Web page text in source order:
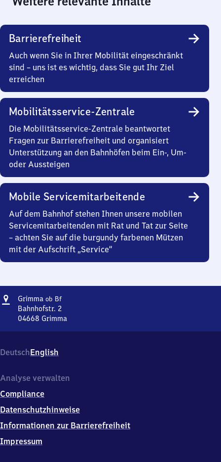
Barrierefreiheit
Auch wenn Sie in Ihrer Mobilität eingeschränkt
sind – uns ist es wichtig, dass Sie gut Ihr Ziel
erreichen
Mobilitätsservice-Zentrale
Die Mobilitätsservice-Zentrale beantwortet
Fragen zur Barrierefreiheit und organisiert
Unterstützung an den Bahnhöfen beim Ein-, Um-
oder Aussteigen
Mobile Servicemitarbeitende
Auf dem Bahnhof stehen Ihnen unsere mobilen
Servicemitarbeitenden mit Rat und Tat zur Seite
– achten Sie auf die burgundy farbenen Mützen
mit der Aufschrift „Service“
Adresse
Grimma ob BfGrimma
Bahnhof
Bahnhofstr. 2
04668 Grimma
Bahnhof,
Bahnhofstr.
0
6
6
Grimma
DeutschEnglish
Analyse verwalten
Compliance
Datenschutzhinweise
Informationen zur Barrierefreiheit
Impressum